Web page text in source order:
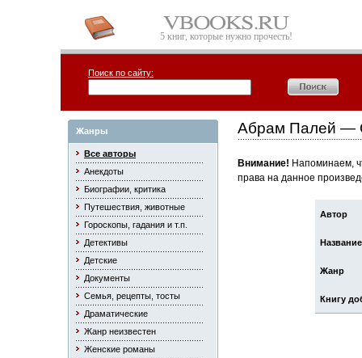
5 книг, которые нужно прочесть!
Поиск по сайту:
Жанры
Все авторы
Анекдоты
Биографии, критика
Путешествия, животные
Гороскопы, гадания и т.п.
Детективы
Детские
Документы
Семья, рецепты, тосты
Драматические
Жанр неизвестен
Женские романы
Абрам Палей —
Внимание! Напоминаем,
права на данное
Автор
Название
Жанр
Книгу